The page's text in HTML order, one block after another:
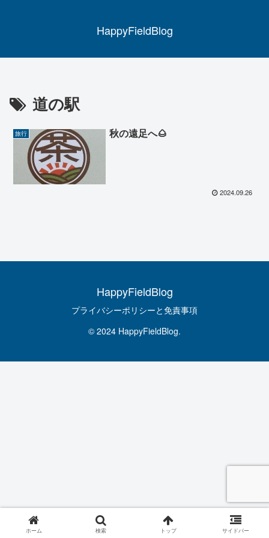
HappyFieldBlog
道の駅
旅行 秋の遠足へ🌰
2024.09.26
HappyFieldBlog
プライバシーポリシーと免責事項
© 2024 HappyFieldBlog.
ホーム 検索 トップ サイドバー